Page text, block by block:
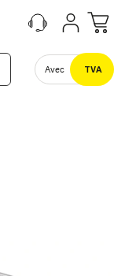
Avec TVA